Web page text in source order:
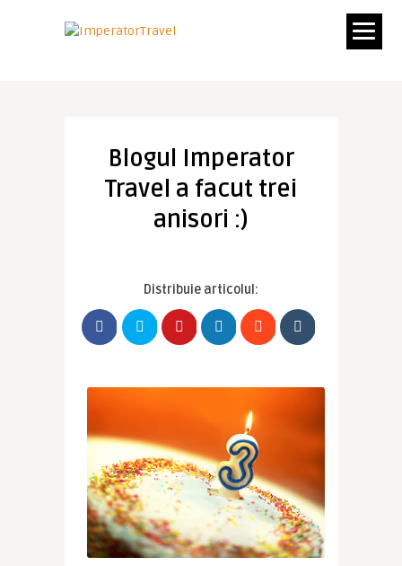
Blogul Imperator
Travel a facut trei
anisori :)
Distribuie articolul: